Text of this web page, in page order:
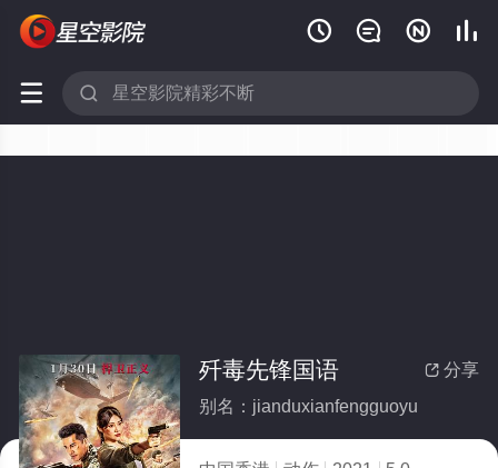
   
 
 分享
歼毒先锋国语
别名：jianduxianfengguoyu